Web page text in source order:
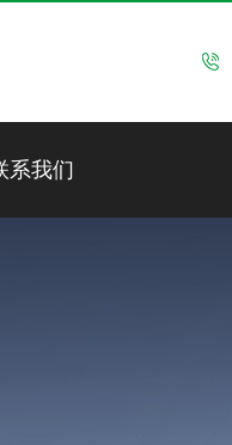
系我们